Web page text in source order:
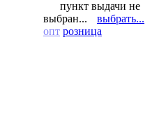
пункт выдачи не
выбран...
выбрать...
опт розница